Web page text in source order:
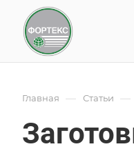
Главная — Статьи —